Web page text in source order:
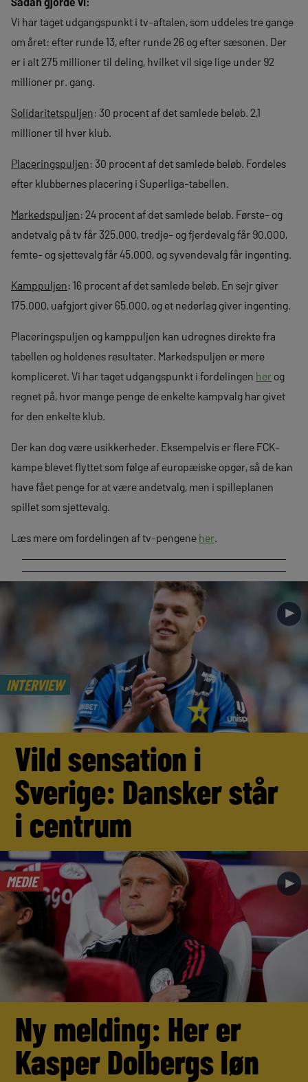
Vi har taget udgangspunkt i tv-aftalen, som uddeles tre gange
om året: efter runde 13, efter runde 26 og efter sæsonen. Der
er i alt 275 millioner til deling, hvilket vil sige lige under 92
millioner pr. gang.
Solidaritetspuljen: 30 procent af det samlede beløb. 2,1
millioner til hver klub.
Placeringspuljen: 30 procent af det samlede beløb. Fordeles
efter klubbernes placering i Superliga-tabellen.
Markedspuljen: 24 procent af det samlede beløb. Første- og
andetvalg på tv får 325.000, tredje- og fjerdevalg får 90.000,
femte- og sjettevalg får 45.000, og syvendevalg får ingenting.
Kamppuljen: 16 procent af det samlede beløb. En sejr giver
175.000, uafgjort giver 65.000, og et nederlag giver ingenting.
Placeringspuljen og kamppuljen kan udregnes direkte fra
tabellen og holdenes resultater. Markedspuljen er mere
kompliceret. Vi har taget udgangspunkt i fordelingen her og
regnet på, hvor mange penge de enkelte kampvalg har givet
for den enkelte klub.
Der kan dog være usikkerheder. Eksempelvis er flere FCK-
kampe blevet flyttet som følge af europæiske opgør, så de kan
have fået penge for at være andetvalg, men i spilleplanen
spillet som sjettevalg.
Læs mere om fordelingen af tv-pengene her.
INTERVIEW
►
Vild sensation i
Sverige: Dansker står
i centrum
MEDIE ►
Ny melding: Her er
Kasper Dolbergs løn